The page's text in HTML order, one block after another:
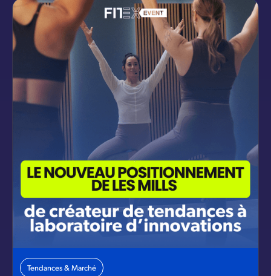
Tendances & Marché